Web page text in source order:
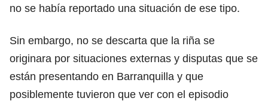
no se había reportado una situación de ese tipo.
Sin embargo, no se descarta que la riña se
originara por situaciones externas y disputas que se
están presentando en Barranquilla y que
posiblemente tuvieron que ver con el episodio